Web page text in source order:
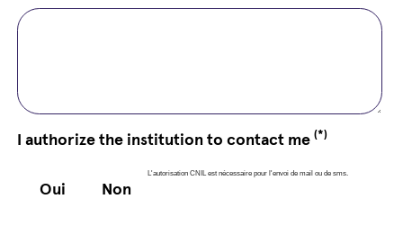
I authorize the institution to contact me(*)
Oui Non
L'autorisation CNIL est nécessaire pour l'envoi de mail ou de sms.